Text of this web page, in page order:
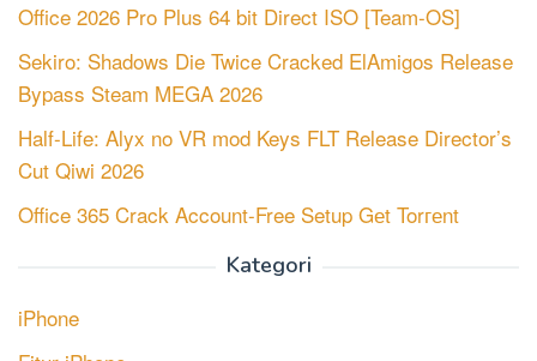
Office 2026 Pro Plus 64 bit Direct ISO [Team-OS]
Sekiro: Shadows Die Twice Cracked ElAmigos Release
Bypass Steam MEGA 2026
Half-Life: Alyx no VR mod Keys FLT Release Director’s
Cut Qiwi 2026
Office 365 Crack Account-Free Setup Gеt Torгеnt
Kategori
iPhone